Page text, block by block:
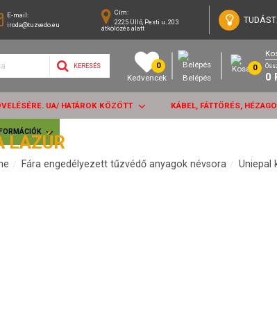
E-mail:
iroda@tuzvedo.eu
Cím:
2225 Üllő, Pesti u. 203
átkölözés alatt
KERESÉS 0
Kedvencek Belépés
0
0
UA/ HATÁROK KÖZÖTT KÁBEL, FÁTTÖRÉS,
LAZÚR
Fára engedélyezett tűzvédő anyagok névsora Uniepal